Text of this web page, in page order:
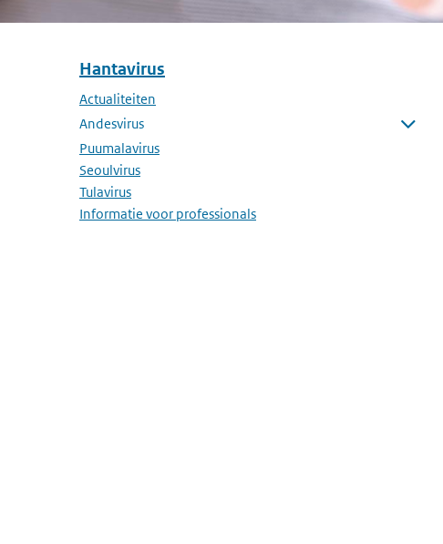
Overslaan menu Hantavirus
Hantavirus
Actualiteiten
Andesvirus
Submenu openen
Puumalavirus
Seoulvirus
Tulavirus
Informatie voor professionals